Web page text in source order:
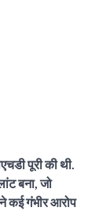
पूरी की थी.
बना, जो
ने कई गंभीर आरोप